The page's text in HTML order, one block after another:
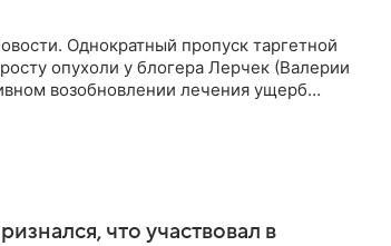
Однократный пропуск таргетной
опухоли у блогера Лерчек (Валерии
возобновлении лечения ущерб
что участвовал в